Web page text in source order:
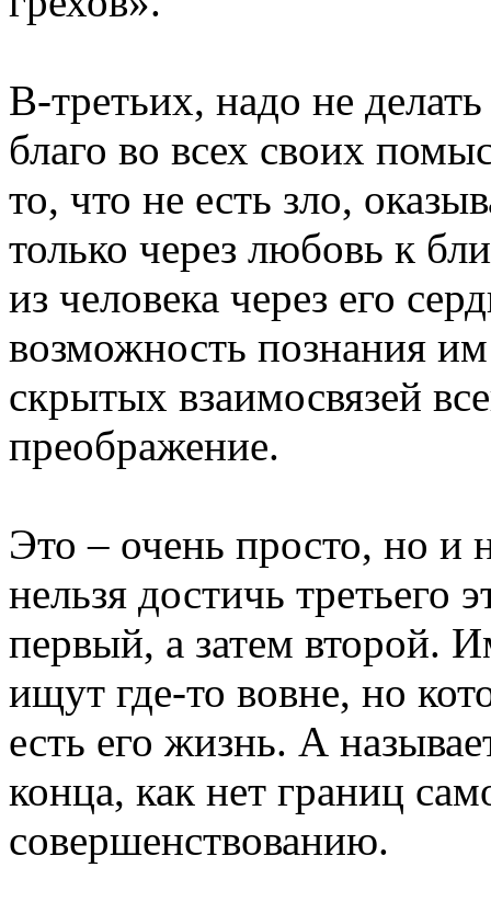
В-третьих, надо не
благо во всех своих
то, что не есть зло,
только через любовь к
из человека через его
возможность познания
скрытых взаимосвязей
преображение.
Это – очень просто, но и
нельзя достичь третьего
первый, а затем второй.
ищут где-то вовне, но
есть его жизнь. А
конца, как нет границ
совершенствованию.